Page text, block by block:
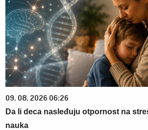
09. 08. 2026 06:26
Da li deca nasleđuju otpornost na
nauka